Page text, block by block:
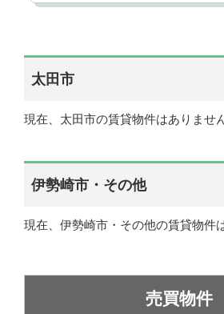
太田市
現在、太田市の賃貸物件はありません
伊勢崎市・その他
現在、伊勢崎市・その他の賃貸物件
売買物件